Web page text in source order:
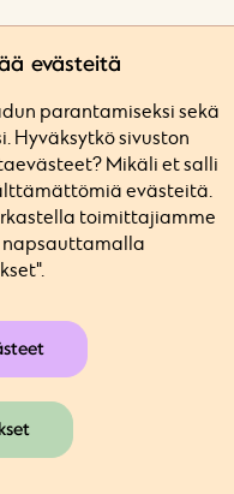
evästeitä
parantamiseksi sekä
Hyväksytkö sivuston
Mikäli et salli
evästeitä.
toimittajiamme